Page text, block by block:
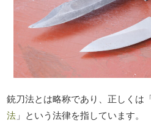
銃刀法とは略称であり、正しくは
法 」という法律を指しています。